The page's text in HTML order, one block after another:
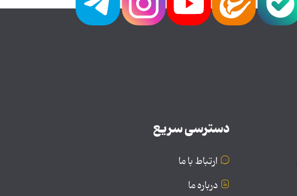
دسترسی سریع
ارتباط با ما
درباره ما